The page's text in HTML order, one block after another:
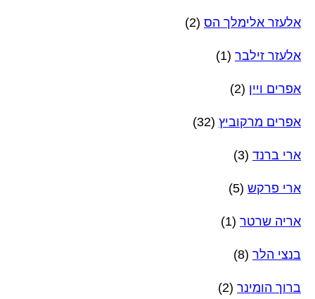
אלעזר אלימלך הס (2)
אלעזר זילבר (1)
אפרים ויין (2)
אפרים מרקוביץ (32)
ארי ברנד (3)
ארי פרקש (5)
אריה שרטר (1)
בנצי הלר (8)
ברוך הומינר (2)